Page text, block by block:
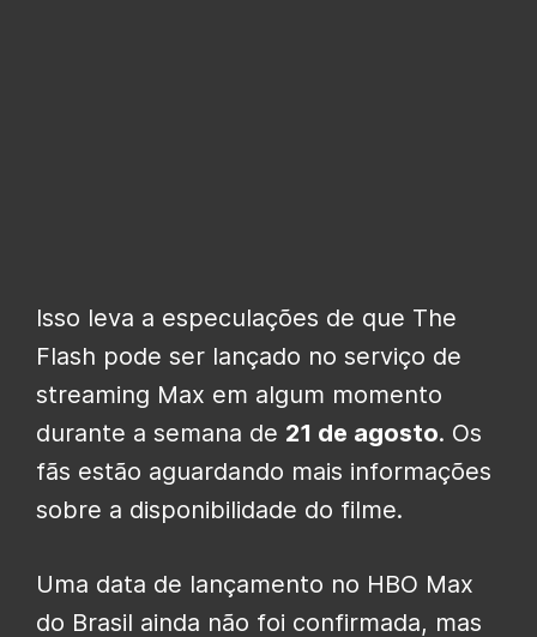
Isso leva a especulações de que The
Flash pode ser lançado no serviço de
streaming Max em algum momento
durante a semana de 21 de agosto. Os
fãs estão aguardando mais informações
sobre a disponibilidade do filme.
Uma data de lançamento no HBO Max
do Brasil ainda não foi confirmada, mas